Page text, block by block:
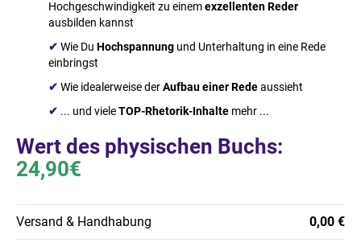
Hochgeschwindigkeit zu einemexzellenten Reder
ausbilden kannst
✔ Wie Du Hochspannung und Unterhaltung in eine Rede
einbringst
✔ Wie idealerweise derAufbau einer Redeaussieht
✔ ... und vieleTOP-Rhetorik-Inhalte mehr ...
Wert des physischen Buchs:
24,90€
Versand & Handhabung 0,00 €